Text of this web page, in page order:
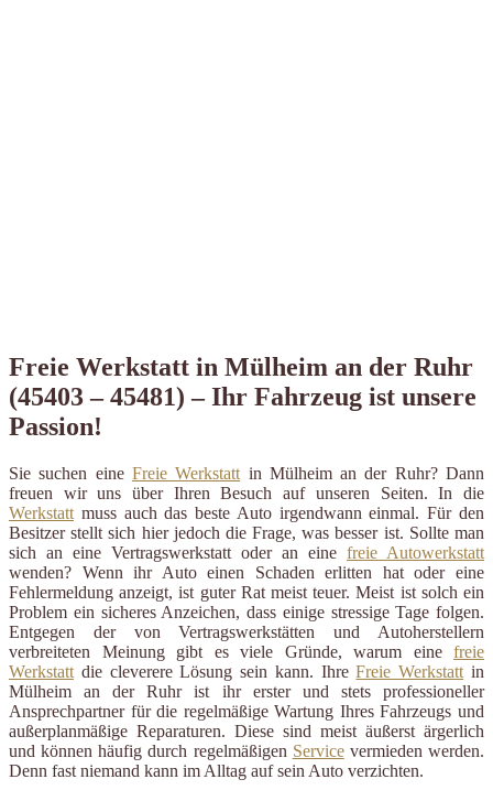
Freie Werkstatt in Mülheim an der Ruhr
(45403 – 45481) – Ihr Fahrzeug ist unsere
Passion!
Sie suchen eine Freie Werkstatt in Mülheim an der Ruhr? Dann
freuen wir uns über Ihren Besuch auf unseren Seiten. In die
Werkstatt muss auch das beste Auto irgendwann einmal. Für den
Besitzer stellt sich hier jedoch die Frage, was besser ist. Sollte man
sich an eine Vertragswerkstatt oder an eine freie Autowerkstatt
wenden? Wenn ihr Auto einen Schaden erlitten hat oder eine
Fehlermeldung anzeigt, ist guter Rat meist teuer. Meist ist solch ein
Problem ein sicheres Anzeichen, dass einige stressige Tage folgen.
Entgegen der von Vertragswerkstätten und Autoherstellern
verbreiteten Meinung gibt es viele Gründe, warum eine freie
Werkstatt die cleverere Lösung sein kann. IhreFreie Werkstatt in
Mülheim an der Ruhr ist ihr erster und stets professioneller
Ansprechpartner für die regelmäßige Wartung Ihres Fahrzeugs und
außerplanmäßige Reparaturen. Diese sind meist äußerst ärgerlich
und können häufig durch regelmäßigen Servicevermieden werden.
Denn fast niemand kann im Alltag auf sein Auto verzichten.